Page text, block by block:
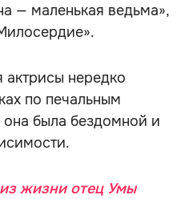
— маленькая ведьма»,
нередко
по печальным
была бездомной и
жизни отец Умы